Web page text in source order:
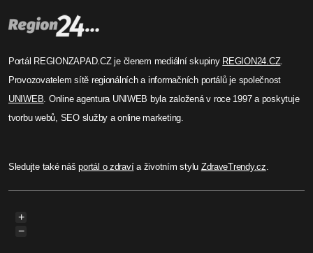
Portál REGIONZAPAD.CZ je členem mediální skupiny REGION24.CZ.
Provozovatelem sítě regionálních a informačních portálů je společnost
UNIWEB. Online agentura UNIWEB byla založená v roce 1997 a poskytuje
tvorbu webů, SEO služby a online marketing.
Sledujte také nášportál o zdravía životním stylu ZdraveTrendy.cz.
+
−